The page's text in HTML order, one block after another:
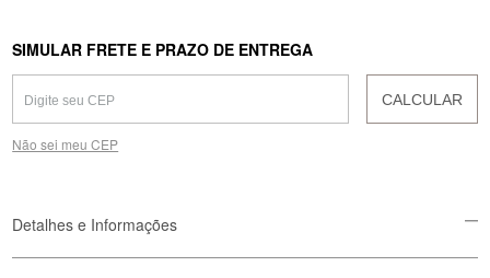
SIMULAR FRETE E PRAZO DE ENTREGA
CALCULAR
Não sei meu CEP
Detalhes e Informações